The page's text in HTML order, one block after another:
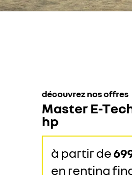
découvrez nos offres
Master E-
hp
à partir de
en renting